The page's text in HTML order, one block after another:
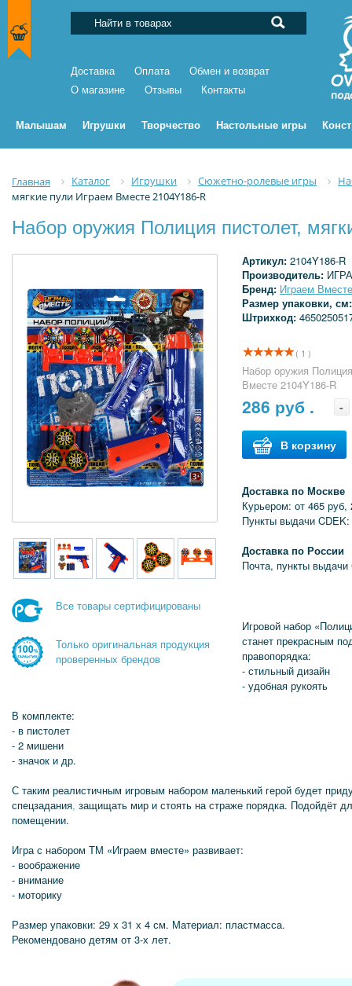
Доставка Оплата
Обмен и возврат
О магазине
Отзывы Контакты
Малышам Игрушки Творчество Настольные игры
Главная Каталог Игрушки Сюжетно-ролевые игры
мягкие пули Играем Вместе 2104Y186-R
Набор оружия Полиция пистолет,
Все товары сертифицированы
Только оригинальная продукция
проверенных брендов
Артикул: 2104Y186-R
Производитель:
Бренд: Играем Вместе
Размер упаковки,
Штрихкод:
( 1 )
Набор оружия
Вместе 2104Y186-R
286 руб . -
В корзину
Доставка по Москве
Курьером: от 465 руб,
Пункты выдачи
Доставка по России
Почта, пункты выдачи
Игровой набор
станет прекрасным
правопорядка:
- стильный дизайн
- удобная рукоять
В комплекте:
- в пистолет
- 2 мишени
- значок и др.
С таким реалистичным игровым набором маленький герой будет
спецзадания, защищать мир и стоять на страже порядка. Подойдёт
помещении.
Игра с набором ТМ «Играем вместе» развивает:
- воображение
- внимание
- моторику
Размер упаковки: 29 х 31 х 4 см. Материал: пластмасса.
Рекомендовано детям от 3-х лет.